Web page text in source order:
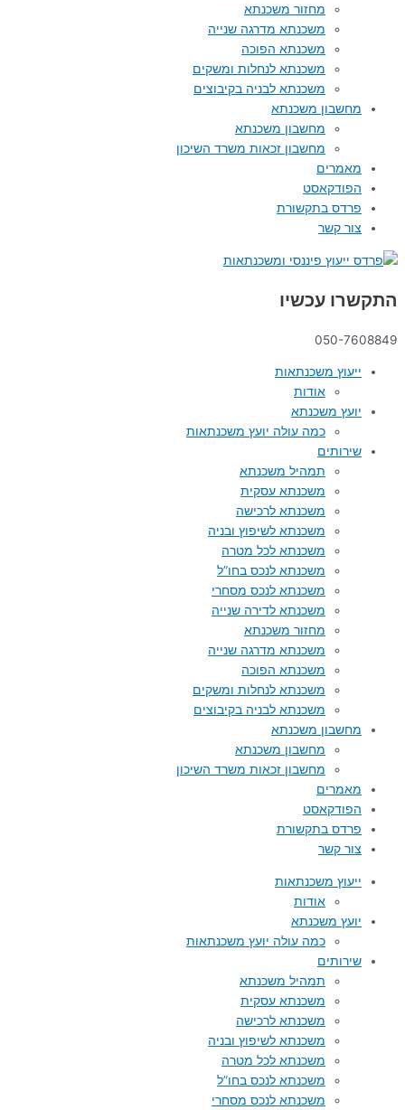
מחזור משכנתא
משכנתא מדרגה שנייה
משכנתא הפוכה
משכנתא לנחלות ומשקים
משכנתא לבניה בקיבוצים
מחשבון משכנתא
מחשבון משכנתא
מחשבון זכאות משרד השיכון
מאמרים
הפודקאסט
פרדס בתקשורת
צור קשר
התקשרו עכשיו
050-7608849
ייעוץ משכנתאות
אודות
יועץ משכנתא
כמה עולה יועץ משכנתאות
שירותים
תמהיל משכנתא
משכנתא עסקית
משכנתא לרכישה
משכנתא לשיפוץ ובניה
משכנתא לכל מטרה
משכנתא לנכס בחו”ל
משכנתא לנכס מסחרי
משכנתא לדירה שנייה
מחזור משכנתא
משכנתא מדרגה שנייה
משכנתא הפוכה
משכנתא לנחלות ומשקים
משכנתא לבניה בקיבוצים
מחשבון משכנתא
מחשבון משכנתא
מחשבון זכאות משרד השיכון
מאמרים
הפודקאסט
פרדס בתקשורת
צור קשר
ייעוץ משכנתאות
אודות
יועץ משכנתא
כמה עולה יועץ משכנתאות
שירותים
תמהיל משכנתא
משכנתא עסקית
משכנתא לרכישה
משכנתא לשיפוץ ובניה
משכנתא לכל מטרה
משכנתא לנכס בחו”ל
משכנתא לנכס מסחרי